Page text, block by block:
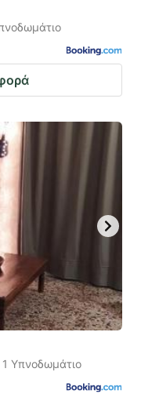
1 Υπνοδωμάτιο